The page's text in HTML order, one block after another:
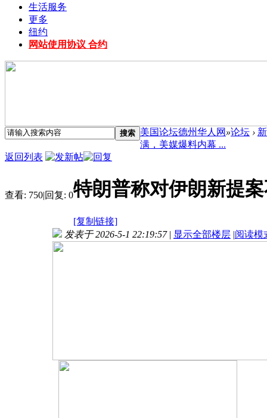
生活服务
更多
纽约
网站使用协议 合约
搜索 美国论坛德州华人网 »论坛 ›
满，美媒爆料内幕 ...
返回列表
查看: 750|回复: 0特朗普称对伊朗新提
[复制链接]
发表于 2026-5-1 22:19:57 | 显示全部楼层 |阅读模